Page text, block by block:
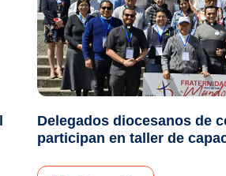
Delegados diocesanos de
participan en taller de